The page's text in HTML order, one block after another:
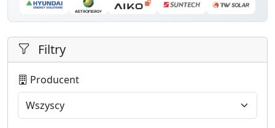
Filtry
Producent